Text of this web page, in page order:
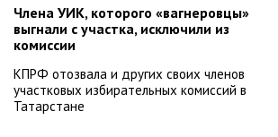
Члена УИК, которого «вагнеровцы»
выгнали с участка, исключили из
комиссии
КПРФ отозвала и других своих членов
участковых избирательных комиссий в
Татарстане